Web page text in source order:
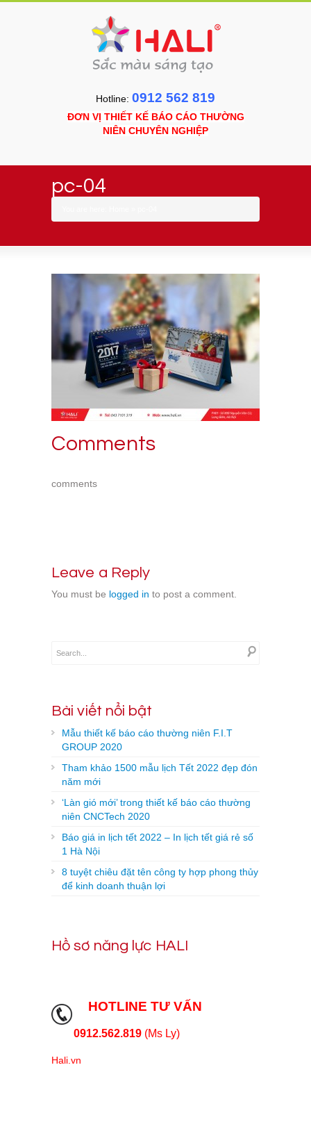
Hotline: 0912 562 819
ĐƠN VỊ THIẾT KẾ BÁO CÁO THƯỜNG
NIÊN CHUYÊN NGHIỆP
pc-04
Comments
comments
Leave a Reply
You must be logged in to post a comment.
Bài viết nổi bật
Mẫu thiết kế báo cáo thường niên F.I.T
GROUP 2020
Tham khảo 1500 mẫu lịch Tết 2022 đẹp đón
năm mới
‘Làn gió mới’ trong thiết kế báo cáo thường
niên CNCTech 2020
Báo giá in lịch tết 2022 – In lịch tết giá rẻ số
1 Hà Nội
8 tuyệt chiêu đặt tên công ty hợp phong thủy
để kinh doanh thuận lợi
Hồ sơ năng lực HALI
HOTLINE TƯ VẤN
0912.562.819 (Ms Ly)
Hali.vn